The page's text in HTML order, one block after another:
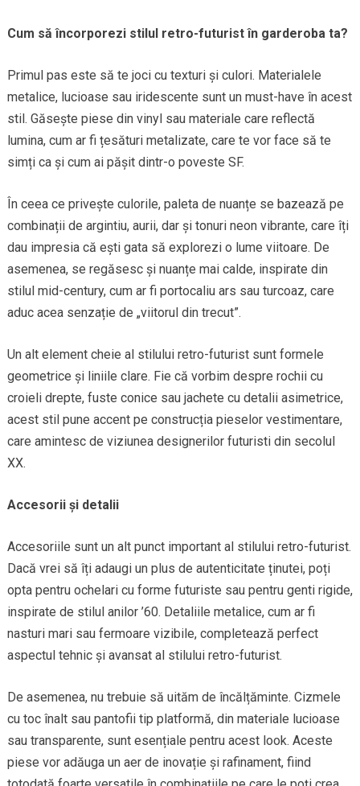
Cum să încorporezi stilul retro-futurist în garderoba ta?
Primul pas este să te joci cu texturi și culori. Materialele
metalice, lucioase sau iridescente sunt un must-have în acest
stil. Găsește piese din vinyl sau materiale care reflectă
lumina, cum ar fi țesături metalizate, care te vor face să te
simți ca și cum ai pășit dintr-o poveste SF.
În ceea ce privește culorile, paleta de nuanțe se bazează pe
combinații de argintiu, aurii, dar și tonuri neon vibrante, care îți
dau impresia că ești gata să explorezi o lume viitoare. De
asemenea, se regăsesc și nuanțe mai calde, inspirate din
stilul mid-century, cum ar fi portocaliu ars sau turcoaz, care
aduc acea senzație de „viitorul din trecut”.
Un alt element cheie al stilului retro-futurist sunt formele
geometrice și liniile clare. Fie că vorbim despre rochii cu
croieli drepte, fuste conice sau jachete cu detalii asimetrice,
acest stil pune accent pe construcția pieselor vestimentare,
care amintesc de viziunea designerilor futuristi din secolul
XX.
Accesorii și detalii
Accesoriile sunt un alt punct important al stilului retro-futurist.
Dacă vrei să îți adaugi un plus de autenticitate ținutei, poți
opta pentru ochelari cu forme futuriste sau pentru genti rigide,
inspirate de stilul anilor ’60. Detaliile metalice, cum ar fi
nasturi mari sau fermoare vizibile, completează perfect
aspectul tehnic și avansat al stilului retro-futurist.
De asemenea, nu trebuie să uităm de încălțăminte. Cizmele
cu toc înalt sau pantofii tip platformă, din materiale lucioase
sau transparente, sunt esențiale pentru acest look. Aceste
piese vor adăuga un aer de inovație și rafinament, fiind